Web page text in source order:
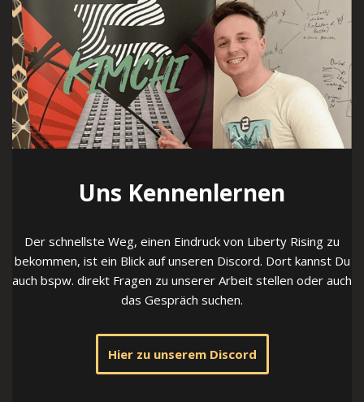
Uns Kennenlernen
Der schnellste Weg, einen Eindruck von Liberty Rising zu
bekommen, ist ein Blick auf unseren Discord. Dort kannst Du
auch bspw. direkt Fragen zu unserer Arbeit stellen oder auch
das Gespräch suchen.
Hier zu unserem Discord